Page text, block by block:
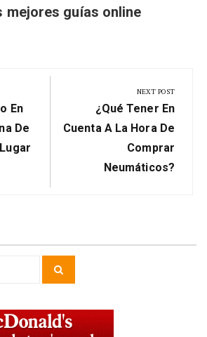
mejores guías online
En
De
NEXT POST
Next
Post:
¿Qué Tener En
Cuenta A La Hora De
Comprar
Neumáticos?